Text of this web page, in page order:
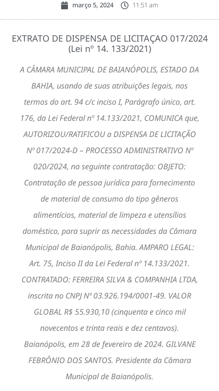
março 5, 2024 11:51 am
EXTRATO DE DISPENSA DE LICITAÇAO 017/2024
(Lei nº 14. 133/2021)
A CÂMARA MUNICIPAL DE BAIANÓPOLIS, ESTADO DA
BAHIA, usando de suas atribuições legais, nos
termos do art. 94 c/c inciso I, Parágrafo único, art.
176, da Lei Federal nº 14.133/2021, COMUNICA que,
AUTORIZOU/RATIFICOU a DISPENSA DE LICITAÇÃO
Nº 017/2024-D – PROCESSO ADMINISTRATIVO Nº
020/2024, na seguinte contratação: OBJETO:
Contratação de pessoa jurídica para fornecimento
de material de consumo do tipo gêneros
alimentícios, material de limpeza e utensílios
doméstico, para suprir as necessidades da Câmara
Municipal de Baianópolis, Bahia. AMPARO LEGAL:
Art. 75, Inciso II da Lei Federal nº 14.133/2021.
CONTRATADO: FERREIRA SILVA & COMPANHIA LTDA,
inscrita no CNPJ Nº 03.926.194/0001-49. VALOR
GLOBAL R$ 55.930,10 (cinquenta e cinco mil
novecentos e trinta reais e dez centavos).
Baianópolis, em 28 de fevereiro de 2024. GILVANE
FEBRÔNIO DOS SANTOS. Presidente da Câmara
Municipal de Baianópolis.